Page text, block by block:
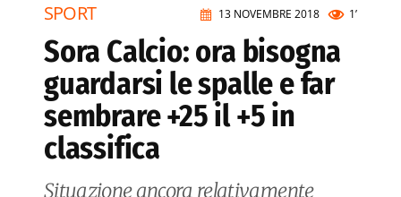
13 NOVEMBRE 2018 1’
SPORT
Sora Calcio: ora bisogna
guardarsi le spalle e far
sembrare +25 il +5 in
classifica
Situazione ancora relativamente